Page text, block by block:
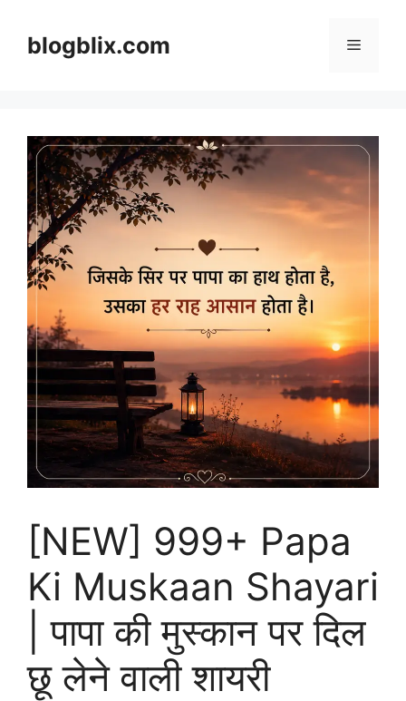
contentblogblix.com Menu
[NEW] 999+ Papa
Ki Muskaan Shayari
| पापा की मुस्कान पर दिल
छू लेने वाली शायरी